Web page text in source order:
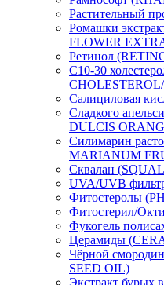
Растительный
Ромашки
FLOWER
Ретинол
C10-30
Салициловая
Сладкого
DULCIS
Силимарин
MARIANUM
Сквалан
UVA/UVB
Фитостеролы
Фитостерил/
Фукогель
Церамиды
Чёрной
SEED OIL)
Экстракт бурых